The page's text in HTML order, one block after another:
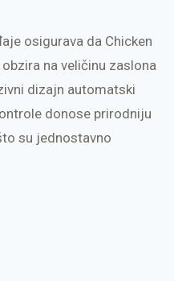
osigurava da Chicken
na veličinu zaslona
dizajn automatski
donose prirodniju
su jednostavno